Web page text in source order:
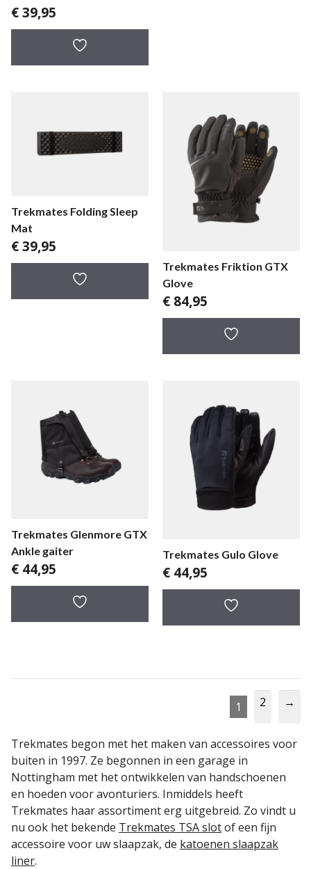
€39,95
Trekmates Folding Sleep
Mat
€39,95
Trekmates Friktion GTX
Glove
€ 84,95
Trekmates Glenmore GTX
Ankle gaiter
€ 44,95
Trekmates Gulo Glove
€ 44,95
1 2 →
Trekmates begon met het maken van accessoires voor
buiten in 1997. Ze begonnen in een garage in
Nottingham met het ontwikkelen van handschoenen
en hoeden voor avonturiers. Inmiddels heeft
Trekmates haar assortiment erg uitgebreid. Zo vindt u
nu ook het bekende Trekmates TSA slotof een fijn
accessoire voor uw slaapzak, de katoenen slaapzak
liner.